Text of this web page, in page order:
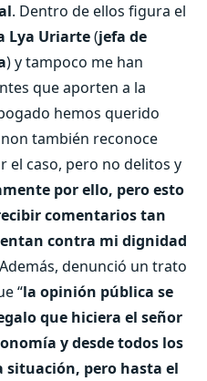
. Dentro de ellos figura el
Lya Uriarte(jefa de
) y tampoco me han
que aporten a la
hemos querido
también reconoce
el caso, pero no delitos y
por ello, pero esto
comentarios tan
contra mi dignidad
denunció un trato
“la opinión pública se
que hiciera el señor
y desde todos los
situación, pero hasta el